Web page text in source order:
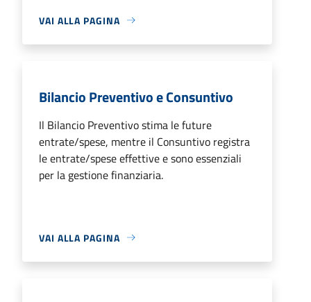
VAI ALLA PAGINA
Bilancio Preventivo e Consuntivo
Il Bilancio Preventivo stima le future
entrate/spese, mentre il Consuntivo registra
le entrate/spese effettive e sono essenziali
per la gestione finanziaria.
VAI ALLA PAGINA